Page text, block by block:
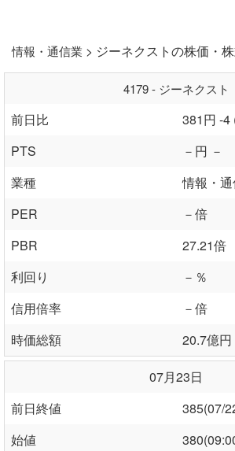
情報・通信業 > ジーネクストの株価・
4179 - ジーネクスト
前日比
381円 -4
PTS
－円 －
業種
情報・
PER
－倍
PBR
27.21倍
利回り
－％
信用倍率
－倍
時価総額
20.7億円
07月23日
前日終値
385(07/
始値